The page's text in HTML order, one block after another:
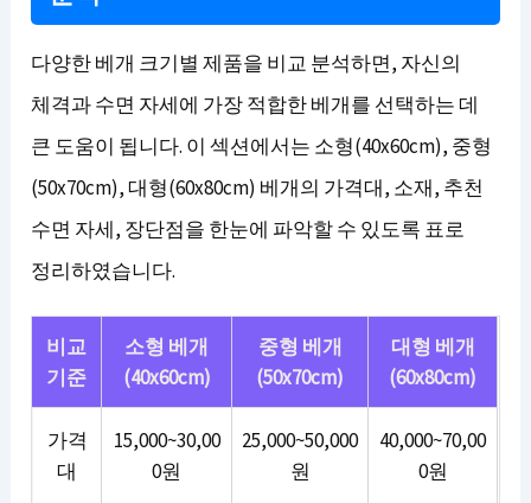
다양한 베개 크기별 제품을 비교 분석하면, 자신의
체격과 수면 자세에 가장 적합한 베개를 선택하는 데
큰 도움이 됩니다. 이 섹션에서는 소형(40x60cm), 중형
(50x70cm), 대형(60x80cm) 베개의 가격대, 소재, 추천
수면 자세, 장단점을 한눈에 파악할 수 있도록 표로
정리하였습니다.
비교
기준
소형 베개
(40x60cm)
중형 베개
(50x70cm)
대형 베개
(60x80cm)
가격
대
15,000~30,00
0원
25,000~50,000
원
40,000~70,00
0원